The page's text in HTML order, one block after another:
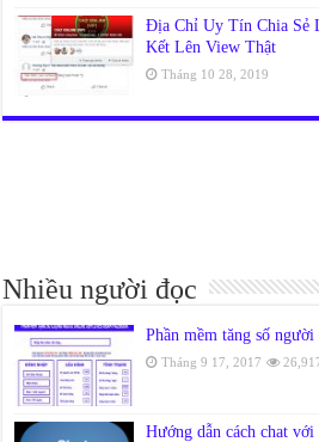
Địa Chỉ Uy Tín Chia Sẻ
Kết Lên View Thật
Tháng 10 28, 2019
Nhiều người đọc
Phần mềm tăng số
Tháng 9 17, 2017
Hướng dẫn cách chat với